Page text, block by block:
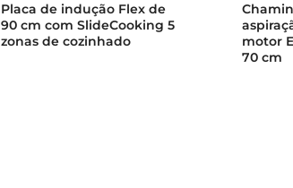
Placa de indução Flex de
90 cm com SlideCooking 5
zonas de cozinhado
motor
70 cm